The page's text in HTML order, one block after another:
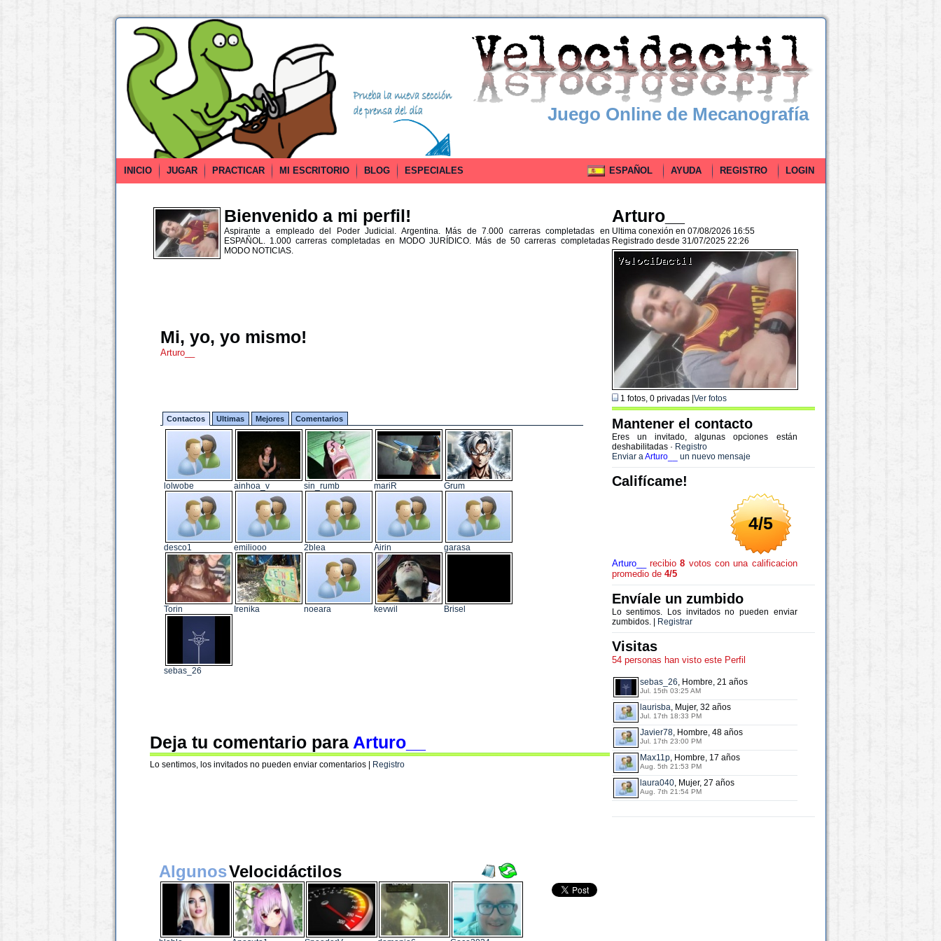
Juego Online de Mecanografía
INICIO JUGAR PRACTICAR MI ESCRITORIO BLOG ESPECIALES ESPAÑOL AYUDA REGISTRO LOGIN
Bienvenido a mi perfil!
Aspirante a empleado del Poder Judicial. Argentina. Más de 7.000 carreras completadas en
ESPAÑOL. 1.000 carreras completadas en MODO JURÍDICO. Más de 50 carreras completadas
MODO NOTICIAS.
Mi, yo, yo mismo!
Arturo__
Contactos Ultimas Mejores Comentarios
lolwobe ainhoa_v sin_rumb mariR Grum
desco1 emiliooo 2blea Airin garasa
Torin Irenika noeara kevwil Brisel
sebas_26
Deja tu comentario para Arturo__
Lo sentimos, los invitados no pueden enviar comentarios | Registro
Arturo__
Ultima conexión en 07/08/2026 16:55
Registrado desde 31/07/2025 22:26
1 fotos, 0 privadas | Ver fotos
Mantener el contacto
Eres un invitado, algunas opciones están
deshabilitadas · Registro
Enviar aArturo__ un nuevo mensaje
Califícame!
4/5
Arturo__ recibio8 votos con una calificacion
promedio de 4/5
Envíale un zumbido
Lo sentimos. Los invitados no pueden enviar
zumbidos. |
Registrar
Visitas
54 personas han visto este Perfil
sebas_26, Hombre, 21 años
Jul. 15th 03:25 AM
laurisba, Mujer, 32 años
Jul. 17th 18:33 PM
Javier78, Hombre, 48 años
Jul. 17th 23:00 PM
Max11p, Hombre, 17 años
Aug. 5th 21:53 PM
laura040, Mujer, 27 años
Aug. 7th 21:54 PM
AlgunosVelocidáctilos